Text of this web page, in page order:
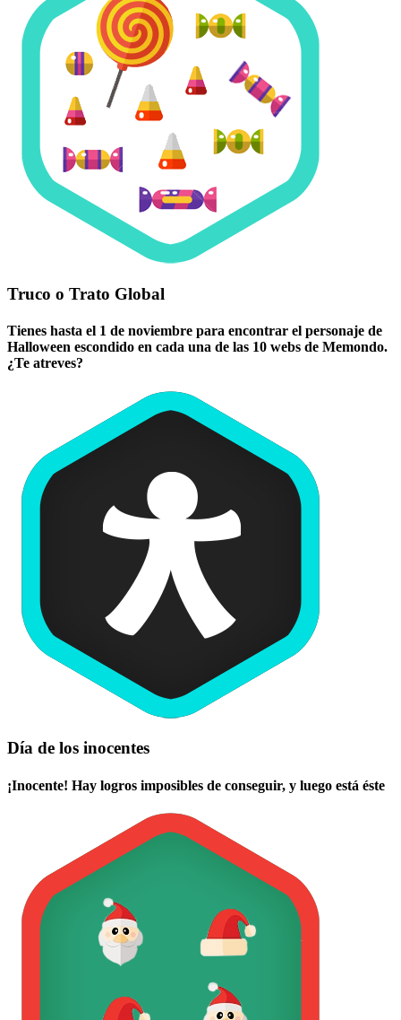
Truco o Trato Global
Tienes hasta el 1 de noviembre para encontrar el personaje de
Halloween escondido en cada una de las 10 webs de Memondo.
¿Te atreves?
Día de los inocentes
¡Inocente! Hay logros imposibles de conseguir, y luego está éste